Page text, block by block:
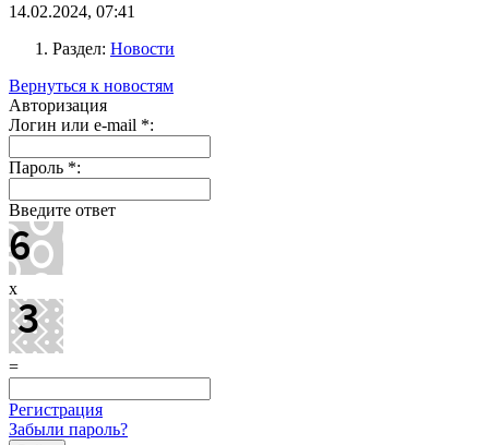
14.02.2024, 07:41
Раздел: Новости
Вернуться к новостям
Авторизация
Логин или e-mail *:
Пароль *:
Введите ответ
x
=
Регистрация
Забыли пароль?